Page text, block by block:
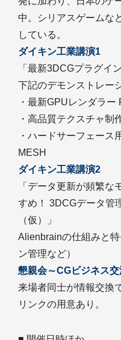
中。シリアスゲームな
している。
ダイキン工業講演1
「最新3DCGプラグイ
下記のデモンストレー
・最新GPUレンダラー
・高品質テクスチャ制
・ハードサーフェース
MESH
ダイキン工業講演2
「データ更新が頻繁な
すめ！ 3DCGデータ管
（仮）」
Alienbrainの仕組みと
ン管理など）
懇親会～CGビジネス
来場者同士が情報交換
リンクの用意あり。